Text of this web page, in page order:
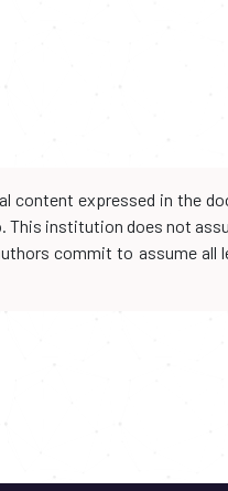
content expressed in the
This institution does not
commit to assume